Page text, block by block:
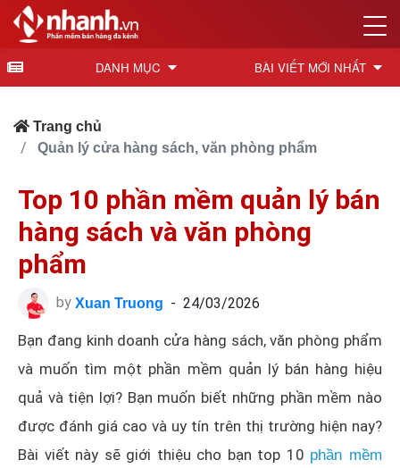
DANH MỤC BÀI VIẾT MỚI NHẤT
Trang chủ
Quản lý cửa hàng sách, văn phòng phẩm
Top 10 phần mềm quản lý bán
hàng sách và văn phòng
phẩm
by Xuan Truong - 24/03/2026
Bạn đang kinh doanh cửa hàng sách, văn phòng phẩm
và muốn tìm một phần mềm quản lý bán hàng hiệu
quả và tiện lợi? Bạn muốn biết những phần mềm nào
được đánh giá cao và uy tín trên thị trường hiện nay?
Bài viết này sẽ giới thiệu cho bạn top 10 phần mềm